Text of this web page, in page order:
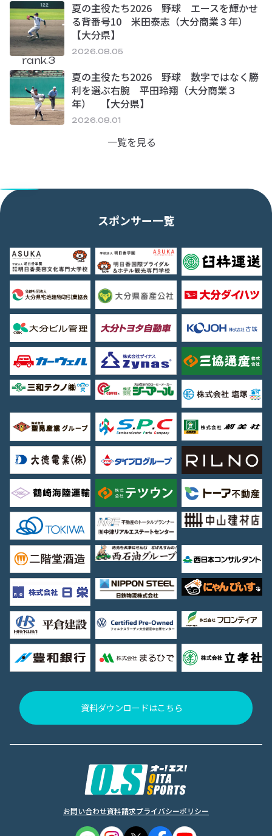
夏の主役たち2026 野球 エースを輝かせ
る背番号10 米田泰志（大分商業３年）
【大分県】
2026.08.05
rank.3
夏の主役たち2026 野球 数字ではなく勝
利を選ぶ右腕 平田玲翔（大分商業３
年） 【大分県】
2026.08.01
一覧を見る
スポンサー一覧
資料ダウンロードはこちら
お問い合わせ資料請求プライバシーポリシー